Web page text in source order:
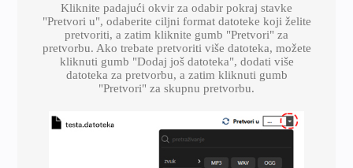
Kliknite padajući okvir za odabir pokraj stavke
"Pretvori u", odaberite ciljni format datoteke koji želite
pretvoriti, a zatim kliknite gumb "Pretvori" za
pretvorbu. Ako trebate pretvoriti više datoteka, možete
kliknuti gumb "Dodaj još datoteka", dodati više
datoteka za pretvorbu, a zatim kliknuti gumb
"Pretvori" za skupnu pretvorbu.